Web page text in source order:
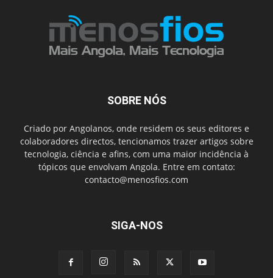
SOBRE NÓS
Criado por Angolanos, onde residem os seus editores e
colaboradores directos, tencionamos trazer artigos sobre
tecnologia, ciência e afins, com uma maior incidência à
tópicos que envolvam Angola. Entre em contato:
contacto@menosfios.com
SIGA-NOS